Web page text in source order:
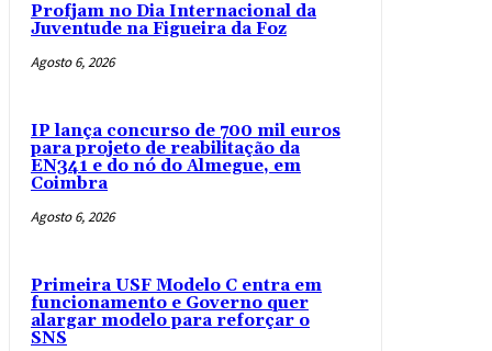
Profjam no Dia Internacional da
Juventude na Figueira da Foz
Agosto 6, 2026
IP lança concurso de 700 mil euros
para projeto de reabilitação da
EN341 e do nó do Almegue, em
Coimbra
Agosto 6, 2026
Primeira USF Modelo C entra em
funcionamento e Governo quer
alargar modelo para reforçar o
SNS